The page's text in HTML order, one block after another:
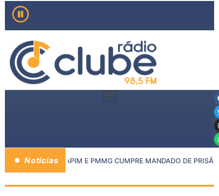
Notícias
DO MP DE INHAPIM E PMMG CUMPRE MANDADO DE PRISÃO